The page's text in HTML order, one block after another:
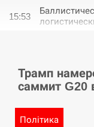
15:53
15:40
У Німеччині
місто в
СЕРПЕНЬ
Трамп
саммит G20
Політика